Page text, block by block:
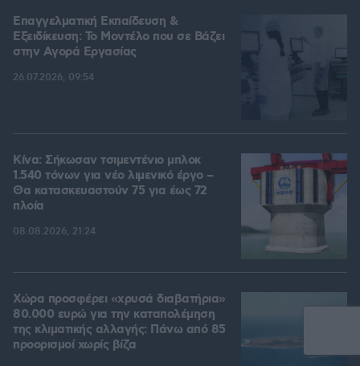
Επαγγελματική Εκπαίδευση &
Εξειδίκευση: Το Mοντέλο που σε Bάζει
στην Aγορά Eργασίας
26.07.2026, 09:54
Κίνα: Σήκωσαν τσιμεντένιο μπλοκ
1.540 τόνων για νέο λιμενικό έργο –
Θα κατασκευαστούν 75 για έως 72
πλοία
08.08.2026, 21:24
Χώρα προσφέρει «χρυσά διαβατήρια»
80.000 ευρώ για την καταπολέμηση
της κλιματικής αλλαγής: Πάνω από 85
προορισμοί χωρίς βίζα